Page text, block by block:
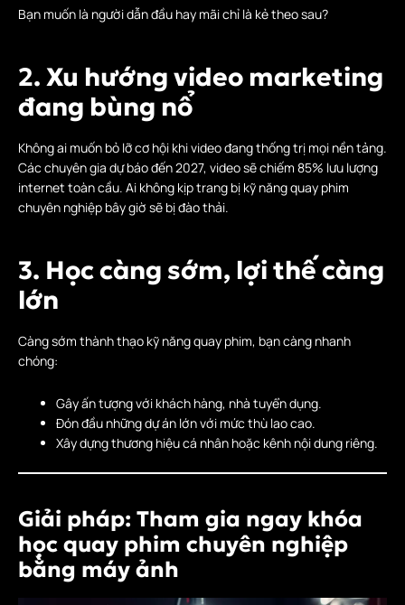
Bạn muốn là người dẫn đầu hay mãi chỉ là kẻ theo sau?
2. Xu hướng video marketing
đang bùng nổ
Không ai muốn bỏ lỡ cơ hội khi video đang thống trị mọi nền tảng.
Các chuyên gia dự báo đến 2027, video sẽ chiếm 85% lưu lượng
internet toàn cầu. Ai không kịp trang bị kỹ năng quay phim
chuyên nghiệp bây giờ sẽ bị đào thải.
3. Học càng sớm, lợi thế càng
lớn
Càng sớm thành thạo kỹ năng quay phim, bạn càng nhanh
chóng:
Gây ấn tượng với khách hàng, nhà tuyển dụng.
Đón đầu những dự án lớn với mức thù lao cao.
Xây dựng thương hiệu cá nhân hoặc kênh nội dung riêng.
Giải pháp: Tham gia ngay khóa
học quay phim chuyên nghiệp
bằng máy ảnh